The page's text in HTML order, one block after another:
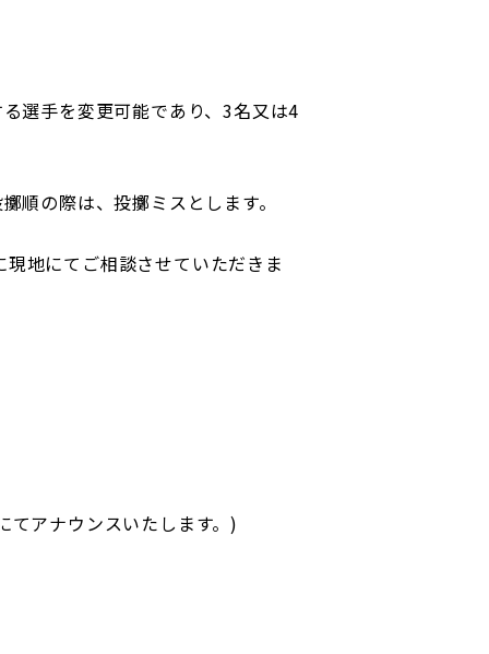
選手を変更可能であり、3名又は4
順の際は、投擲ミスとします。
地にてご相談させていただきま
てアナウンスいたします。)